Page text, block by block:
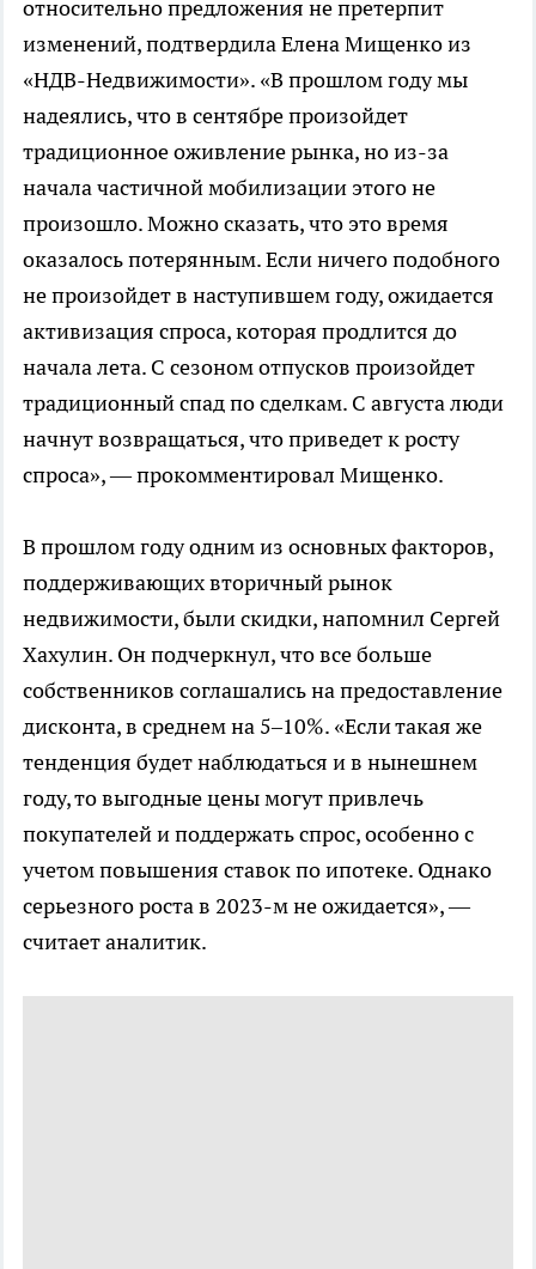
относительно предложения не претерпит
изменений, подтвердила Елена Мищенко из
«НДВ-Недвижимости». «В прошлом году мы
надеялись, что в сентябре произойдет
традиционное оживление рынка, но из-за
начала частичной мобилизации этого не
произошло. Можно сказать, что это время
оказалось потерянным. Если ничего подобного
не произойдет в наступившем году, ожидается
активизация спроса, которая продлится до
начала лета. С сезоном отпусков произойдет
традиционный спад по сделкам. С августа люди
начнут возвращаться, что приведет к росту
спроса», — прокомментировал Мищенко.
В прошлом году одним из основных факторов,
поддерживающих вторичный рынок
недвижимости, были скидки, напомнил Сергей
Хахулин. Он подчеркнул, что все больше
собственников соглашались на предоставление
дисконта, в среднем на 5–10%. «Если такая же
тенденция будет наблюдаться и в нынешнем
году, то выгодные цены могут привлечь
покупателей и поддержать спрос, особенно с
учетом повышения ставок по ипотеке. Однако
серьезного роста в 2023-м не ожидается», —
считает аналитик.